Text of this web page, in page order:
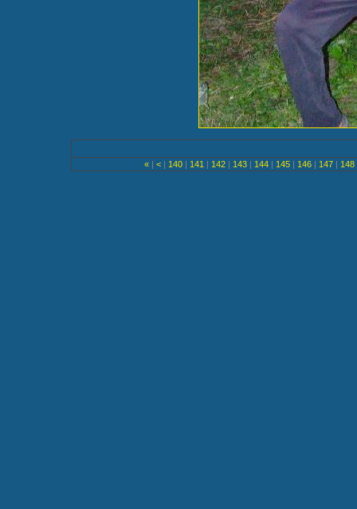
« | < | 140 | 141 | 142 | 143 | 144 | 145 | 146 | 147 | 148